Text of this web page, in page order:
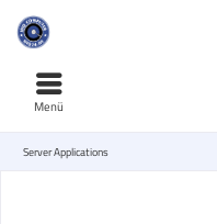
Menü
Server Applications